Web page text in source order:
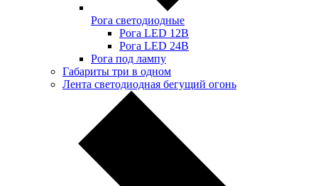
Рога светодиодные
Рога LED 12В
Рога LED 24В
Рога под лампу
Габариты три в одном
Лента светодиодная бегущий огонь